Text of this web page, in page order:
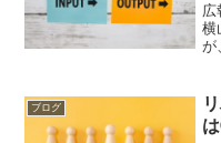
広
横
が
ブログ